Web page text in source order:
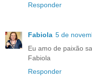
Responder
Fabiola 5 de
Eu amo de paixão
Fabiola
Responder